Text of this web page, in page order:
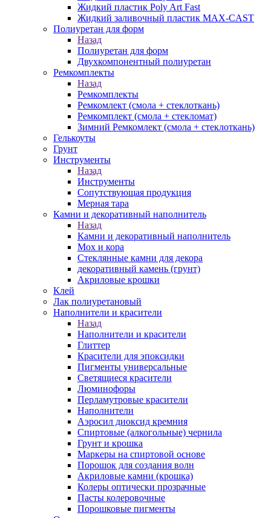
Жидкий пластик Poly Art Fast
Жидкий заливочный пластик MAX-CAST
Полиуретан для форм
Назад
Полиуретан для форм
Двухкомпонентный полиуретан
Ремкомплекты
Назад
Ремкомплекты
Ремкомлект (смола + стеклоткань)
Ремкомплект (смола + стекломат)
Зимний Ремкомлект (смола + стеклоткань)
Гелькоуты
Грунт
Инструменты
Назад
Инструменты
Сопутствующая продукция
Мерная тара
Камни и декоративный наполнитель
Назад
Камни и декоративный наполнитель
Мох и кора
Стеклянные камни для декора
декоративный камень (грунт)
Акриловые крошки
Клей
Лак полиуретановый
Наполнители и красители
Назад
Наполнители и красители
Глиттер
Красители для эпоксидки
Пигменты универсальные
Светящиеся красители
Люминофоры
Перламутровые красители
Наполнители
Аэросил диоксид кремния
Спиртовые (алкогольные) чернила
Грунт и крошка
Маркеры на спиртовой основе
Порошок для создания волн
Акриловые камни (крошка)
Колеры оптически прозрачные
Пасты колеровочные
Порошковые пигменты